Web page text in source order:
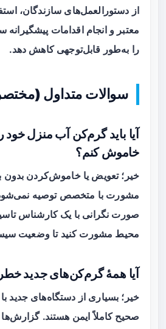
از دستورالعمل‌های سازندگان،
معتبر و انجام اقدامات
را به‌طور قابل‌توجهی کاهش دهد.
سوالات متداول
آیا باید گرم‌کن آب منزل خود
خاموش کنم؟
خیر؛ تعویض یا خاموش‌کردن بدون
مشورت با متخصص توصیه
صورت نگرانی با یک کارشناس
محیط مشورت کنید تا وضعیت
آیا همهٔ گرم‌کن‌های جدید
خیر؛ بسیاری از دستگاه‌های جدید
صحیح کاملاً ایمن هستند.